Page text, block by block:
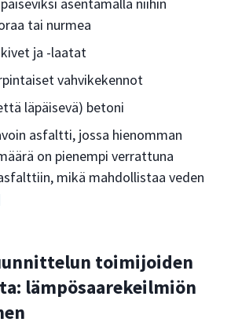
tai nurmea
ja -laatat
vahvikekennot
läpäisevä) betoni
asfaltti, jossa hienomman
on pienempi verrattuna
mikä mahdollistaa veden
toimijoiden
lämpösaarekeilmiön